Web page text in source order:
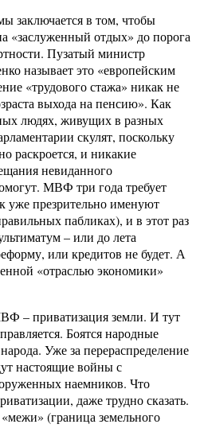
заключается в том, чтобы
«заслуженный отдых» до порога
Пузатый министр
называет это «европейским
«трудового стажа» никак не
выхода на пенсию». Как
людях, живущих в разных
скулят, поскольку
раскроется, и никакие
невиданного
МВФ три года требует
уже презрительно именуют
пабликах), и в этот раз
– или до лета
или кредитов не будет. А
«отраслью экономики»
– приватизация земли. И тут
Боятся народные
Уже за перераспределение
настоящие войны с
наемников. Что
даже трудно сказать.
(граница земельного